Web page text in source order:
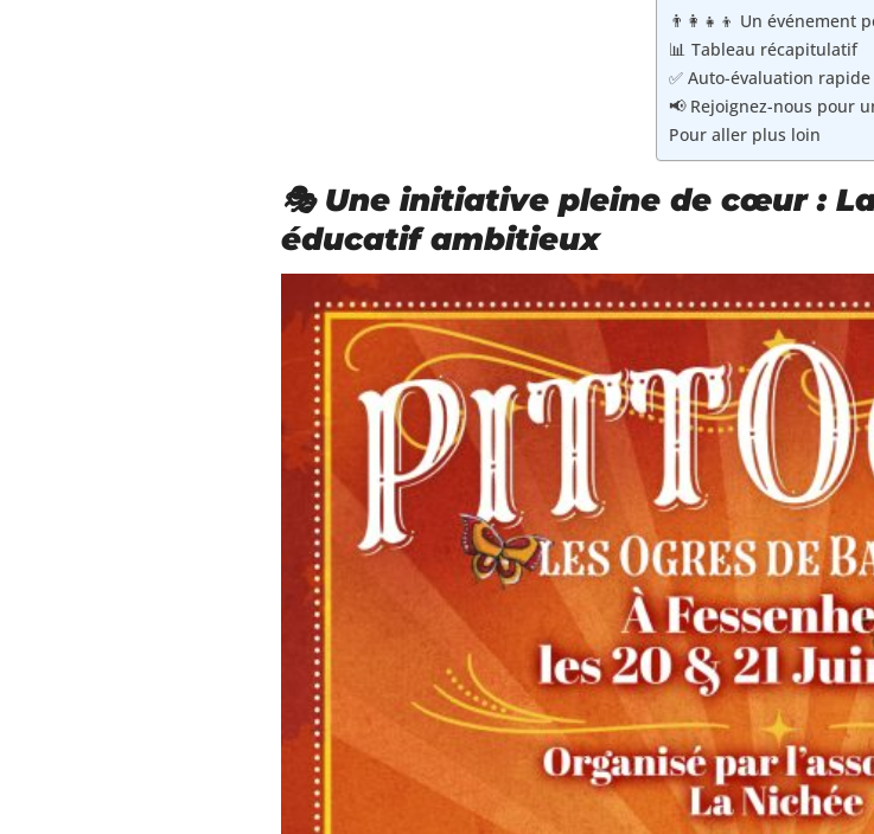
👨‍👩‍👧‍👦 Un événement
📊 Tableau récapitulatif
✅ Auto-évaluation
📢 Rejoignez-nous pour
Pour aller plus loin
🎭 Une initiative pleine de cœur :
éducatif ambitieux